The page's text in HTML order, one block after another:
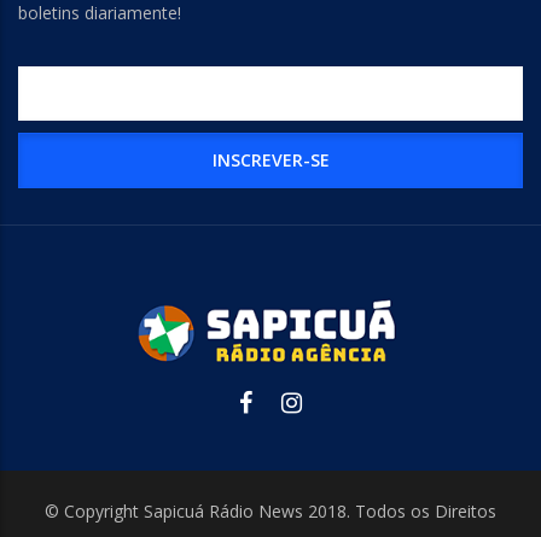
boletins diariamente!
© Copyright Sapicuá Rádio News 2018. Todos os Direitos